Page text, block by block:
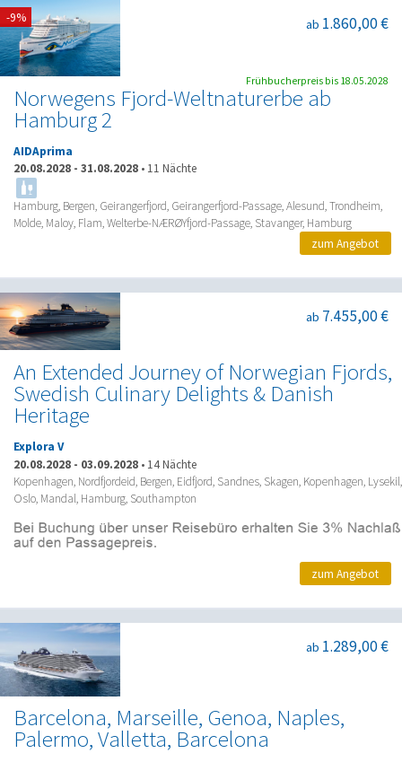
Norwegens Fjord-Weltnaturerbe ab
Hamburg 2
ab 1.860,00 €
AIDAprima
20.08.2028 - 31.08.2028 • 11 Nächte
Hamburg, Bergen, Geirangerfjord, Geirangerfjord-Passage, Alesund, Trondheim,
Molde, Maloy, Flam, Welterbe-NÆRØYfjord-Passage, Stavanger, Hamburg
-9%
Frühbucherpreis bis 18.05.2028
zum Angebot
An Extended Journey of Norwegian Fjords,
Swedish Culinary Delights & Danish
Heritage
ab 7.455,00 €
Explora V
20.08.2028 - 03.09.2028 • 14 Nächte
Kopenhagen, Nordfjordeid, Bergen, Eidfjord, Sandnes, Skagen, Kopenhagen, Lysekil,
Oslo, Mandal, Hamburg, Southampton
zum Angebot
Barcelona, Marseille, Genoa, Naples,
Palermo, Valletta, Barcelona
ab 1.289,00 €